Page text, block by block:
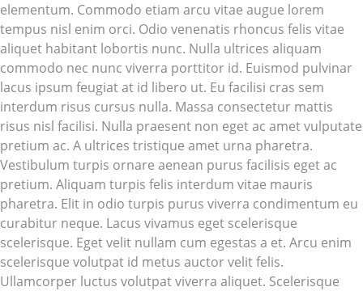
elementum. Commodo etiam arcu vitae augue lorem
tempus nisl enim orci. Odio venenatis rhoncus felis vitae
aliquet habitant lobortis nunc. Nulla ultrices aliquam
commodo nec nunc viverra porttitor id. Euismod pulvinar
lacus ipsum feugiat at id libero ut. Eu facilisi cras sem
interdum risus cursus nulla. Massa consectetur mattis
risus nisl facilisi. Nulla praesent non eget ac amet vulputate
pretium ac. A ultrices tristique amet urna pharetra.
Vestibulum turpis ornare aenean purus facilisis eget ac
pretium. Aliquam turpis felis interdum vitae mauris
pharetra. Elit in odio turpis purus viverra condimentum eu
curabitur neque. Lacus vivamus eget scelerisque
scelerisque. Eget velit nullam cum egestas a et. Arcu enim
scelerisque volutpat id metus auctor velit felis.
Ullamcorper luctus volutpat viverra aliquet. Scelerisque